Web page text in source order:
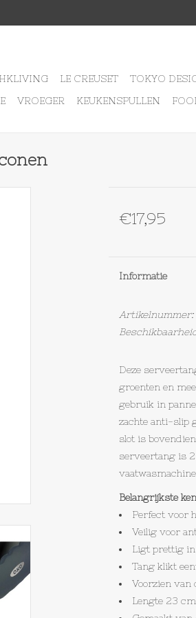
HKLIVING LE CREUSET TOKYO
VROEGER KEUKENSPULLEN
€17,95
Informatie
Artikelnummer:
Deze
groenten en
gebruik in
zachte anti-slip
slot is
serveertang is
Belangrijkste
Perfect voor
Veilig voor
Ligt prettig in
Tang klikt
Voorzien van
Lengte 23 cm